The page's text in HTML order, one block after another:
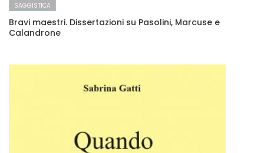
SAGGISTICA
Bravi maestri. Dissertazioni su Pasolini, Marcuse e
Calandrone